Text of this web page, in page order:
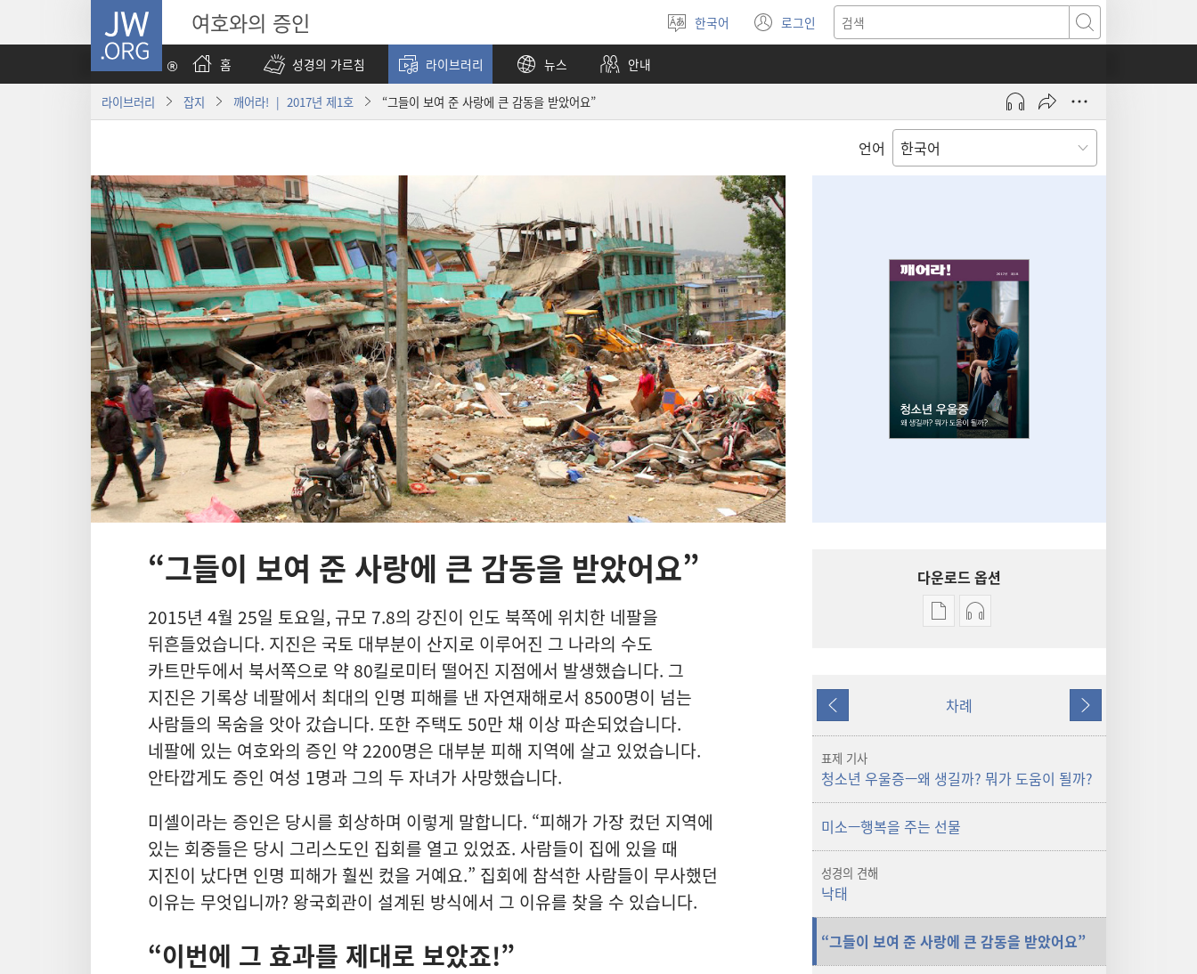
JW.ORG 여호와의 증인
언어
선택
한국어 로그인
(새로운
창
검색
홈
성경의 가르침 라이브러리 뉴스 안내
라이브러리 잡지 깨어라! | 2017년 제1호 “그들이 보여 준 사랑에 큰 감동을 받았어요”
언어
“그들이 보여 준 사랑에 큰 감동을 받았어요”
2015년 4월 25일 토요일, 규모 7.8의 강진이 인도 북쪽에 위치한 네팔을
뒤흔들었습니다. 지진은 국토 대부분이 산지로 이루어진 그 나라의 수도
카트만두에서 북서쪽으로 약 80킬로미터 떨어진 지점에서 발생했습니다. 그
지진은 기록상 네팔에서 최대의 인명 피해를 낸 자연재해로서 8500명이 넘는
사람들의 목숨을 앗아 갔습니다. 또한 주택도 50만 채 이상 파손되었습니다.
네팔에 있는 여호와의 증인 약 2200명은 대부분 피해 지역에 살고 있었습니다.
안타깝게도 증인 여성 1명과 그의 두 자녀가 사망했습니다.
미셸이라는 증인은 당시를 회상하며 이렇게 말합니다. “피해가 가장 컸던 지역에
있는 회중들은 당시 그리스도인 집회를 열고 있었죠. 사람들이 집에 있을 때
지진이 났다면 인명 피해가 훨씬 컸을 거예요.” 집회에 참석한 사람들이 무사했던
이유는 무엇입니까? 왕국회관이 설계된 방식에서 그 이유를 찾을 수 있습니다.
“이번에 그 효과를 제대로 보았죠!”
다운로드 옵션
출판물
청소년
우울증
왜
생길까?
뭐가
오디오
우울증
왜
생길까?
이전 차례 다음
표제 기사
청소년 우울증—왜 생길까? 뭐가 도움이 될까?
미소—행복을 주는 선물
성경의 견해
낙태
“그들이 보여 준 사랑에 큰 감동을 받았어요”